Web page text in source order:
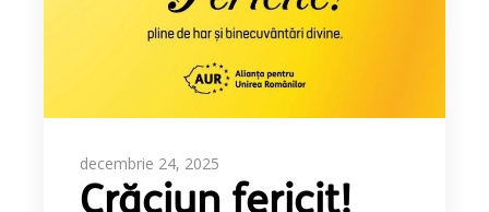
decembrie 24, 2025